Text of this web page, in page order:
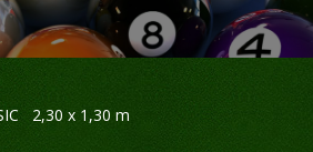
2,30 x 1,30 m